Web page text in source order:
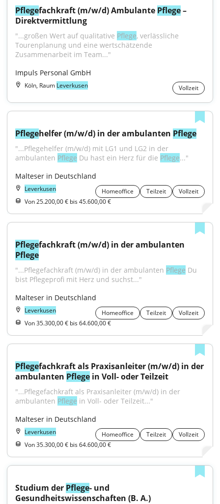
Pflegefachkraft (m/w/d) Ambulante Pflege –
Direktvermittlung
"...großen Wert auf qualitative Pflege, verlässliche
Tourenplanung und eine wertschätzende
Zusammenarbeit im Team..."
Impuls Personal GmbH
Köln, Raum Leverkusen Vollzeit
Pflegehelfer (m/w/d) in der ambulanten Pflege
"...Pflegehelfer (m/w/d) mit LG1 und LG2 in der
ambulanten Pflege Du hast ein Herz für die Pflege..."
Malteser in Deutschland
Leverkusen Homeoffice Teilzeit
Vollzeit
Von 25.200,00 € bis 45.600,00 €
Pflege
Pflege
"...Pflegefachkraft (m/w/d) in der ambulanten Pflege Du
bist Pflegeprofi mit Herz und suchst..."
Malteser in Deutschland
Leverkusen Homeoffice Teilzeit
Vollzeit
Von 35.300,00 € bis 64.600,00 €
Pflegefachkraft als Praxisanleiter (m/w/d) in der
ambulanten Pflege in Voll- oder Teilzeit
"...Pflegefachkraft als Praxisanleiter (m/w/d) in der
ambulanten Pflege in Voll- oder Teilzeit..."
Malteser in Deutschland
Leverkusen Homeoffice Teilzeit
Vollzeit
Von 35.300,00 € bis 64.600,00 €
Studium der Pflege- und
Gesundheitswissenschaften (B. A.)